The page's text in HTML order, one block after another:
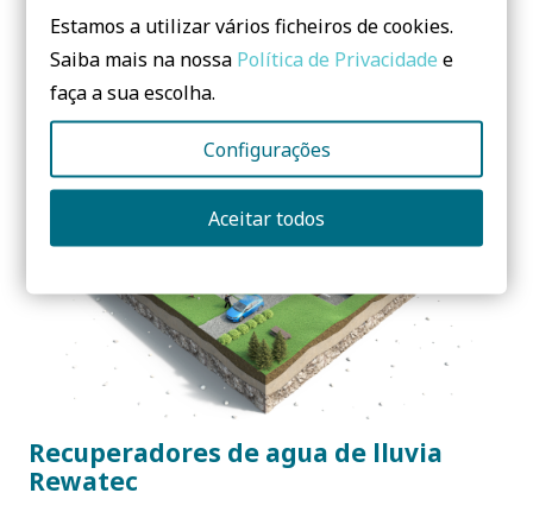
Biofiltro Ecoflo
EMPRESA: PREMIER TECH
Recuperadores de agua de lluvia
Rewatec
Estamos a utilizar vários ficheiros de cookies.
Saiba mais na nossa Política de Privacidade e
faça a sua escolha.
Configurações
Aceitar todos